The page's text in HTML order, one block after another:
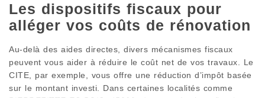
Les dispositifs fiscaux pour
alléger vos coûts de rénovation
Au-delà des aides directes, divers mécanismes fiscaux
peuvent vous aider à réduire le coût net de vos travaux. Le
CITE, par exemple, vous offre une réduction d’impôt basée
sur le montant investi. Dans certaines localités comme